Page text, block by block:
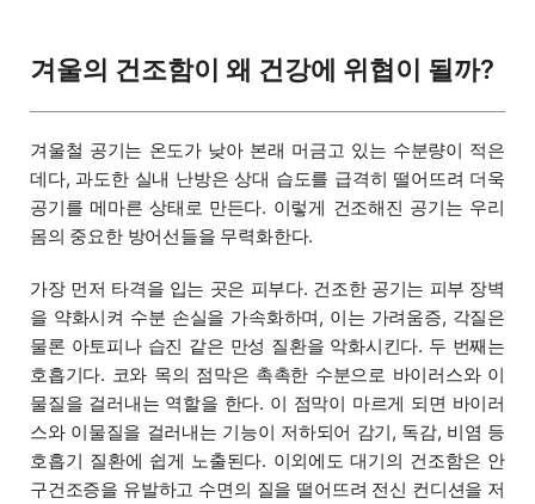
겨울의 건조함이 왜 건강에 위협이 될까?
겨울철 공기는 온도가 낮아 본래 머금고 있는 수분량이 적은
데다, 과도한 실내 난방은 상대 습도를 급격히 떨어뜨려 더욱
공기를 메마른 상태로 만든다. 이렇게 건조해진 공기는 우리
몸의 중요한 방어선들을 무력화한다.
가장 먼저 타격을 입는 곳은 피부다. 건조한 공기는 피부 장벽
을 약화시켜 수분 손실을 가속화하며, 이는 가려움증, 각질은
물론 아토피나 습진 같은 만성 질환을 악화시킨다. 두 번째는
호흡기다. 코와 목의 점막은 촉촉한 수분으로 바이러스와 이
물질을 걸러내는 역할을 한다. 이 점막이 마르게 되면 바이러
스와 이물질을 걸러내는 기능이 저하되어 감기, 독감, 비염 등
호흡기 질환에 쉽게 노출된다. 이외에도 대기의 건조함은 안
구건조증을 유발하고 수면의 질을 떨어뜨려 전신 컨디션을 저